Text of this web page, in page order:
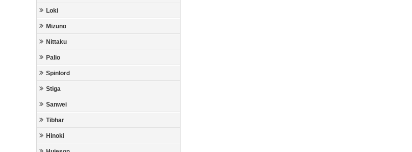
Loki
Mizuno
Nittaku
Palio
Spinlord
Stiga
Sanwei
Tibhar
Hinoki